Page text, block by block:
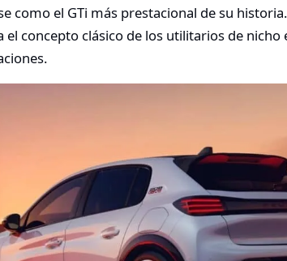
como el GTi más prestacional de su
concepto clásico de los utilitarios de nicho